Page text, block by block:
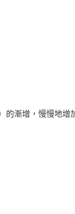
漸增，慢慢地增